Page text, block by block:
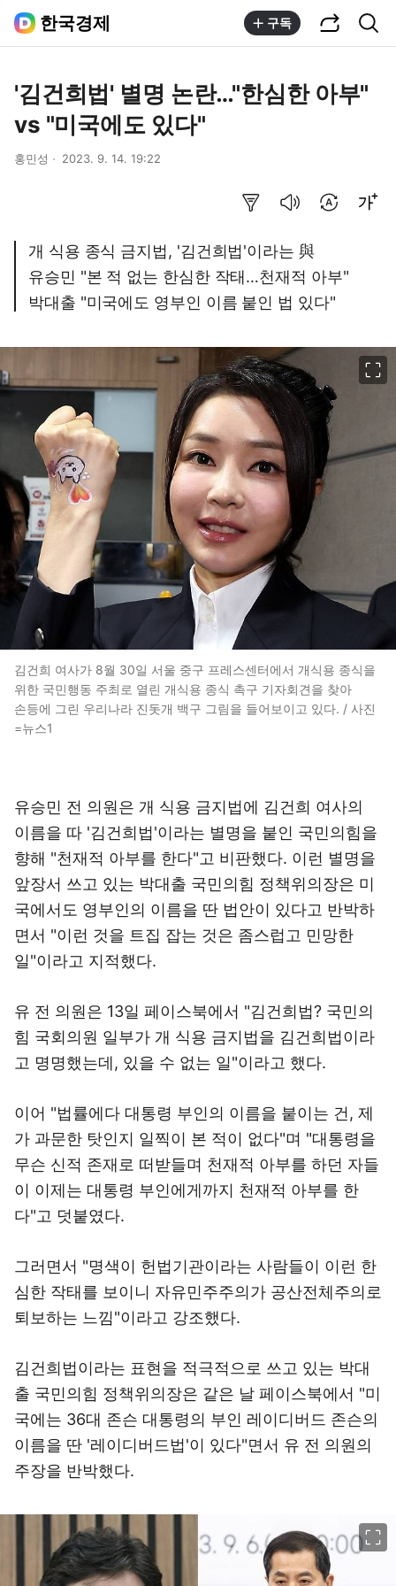
한국경제 구독
'김건희법' 별명 논란…"한심한 아부"
vs "미국에도 있다"
홍민성 2023. 9. 14. 19:22
개 식용 종식 금지법, '김건희법'이라는 與
유승민 "본 적 없는 한심한 작태…천재적 아부"
박대출 "미국에도 영부인 이름 붙인 법 있다"
김건희 여사가 8월 30일 서울 중구 프레스센터에서 개식용 종식을
위한 국민행동 주최로 열린 개식용 종식 촉구 기자회견을 찾아
손등에 그린 우리나라 진돗개 백구 그림을 들어보이고 있다. / 사진
=뉴스1
유승민 전 의원은 개 식용 금지법에 김건희 여사의
이름을 따 '김건희법'이라는 별명을 붙인 국민의힘을
향해 "천재적 아부를 한다"고 비판했다. 이런 별명을
앞장서 쓰고 있는 박대출 국민의힘 정책위의장은 미
국에서도 영부인의 이름을 딴 법안이 있다고 반박하
면서 "이런 것을 트집 잡는 것은 좀스럽고 민망한
일"이라고 지적했다.
유 전 의원은 13일 페이스북에서 "김건희법? 국민의
힘 국회의원 일부가 개 식용 금지법을 김건희법이라
고 명명했는데, 있을 수 없는 일"이라고 했다.
이어 "법률에다 대통령 부인의 이름을 붙이는 건, 제
가 과문한 탓인지 일찍이 본 적이 없다"며 "대통령을
무슨 신적 존재로 떠받들며 천재적 아부를 하던 자들
이 이제는 대통령 부인에게까지 천재적 아부를 한
다"고 덧붙였다.
그러면서 "명색이 헌법기관이라는 사람들이 이런 한
심한 작태를 보이니 자유민주주의가 공산전체주의로
퇴보하는 느낌"이라고 강조했다.
김건희법이라는 표현을 적극적으로 쓰고 있는 박대
출 국민의힘 정책위의장은 같은 날 페이스북에서 "미
국에는 36대 존슨 대통령의 부인 레이디버드 존슨의
이름을 딴 '레이디버드법'이 있다"면서 유 전 의원의
주장을 반박했다.